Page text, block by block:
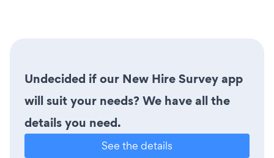
Undecided if our New Hire Survey app
will suit your needs? We have all the
details you need.
See the details